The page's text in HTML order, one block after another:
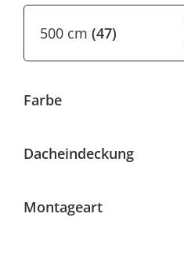
500 cm (47)
Farbe
Dacheindeckung
Montageart